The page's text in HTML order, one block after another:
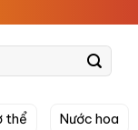
thể Nước hoa